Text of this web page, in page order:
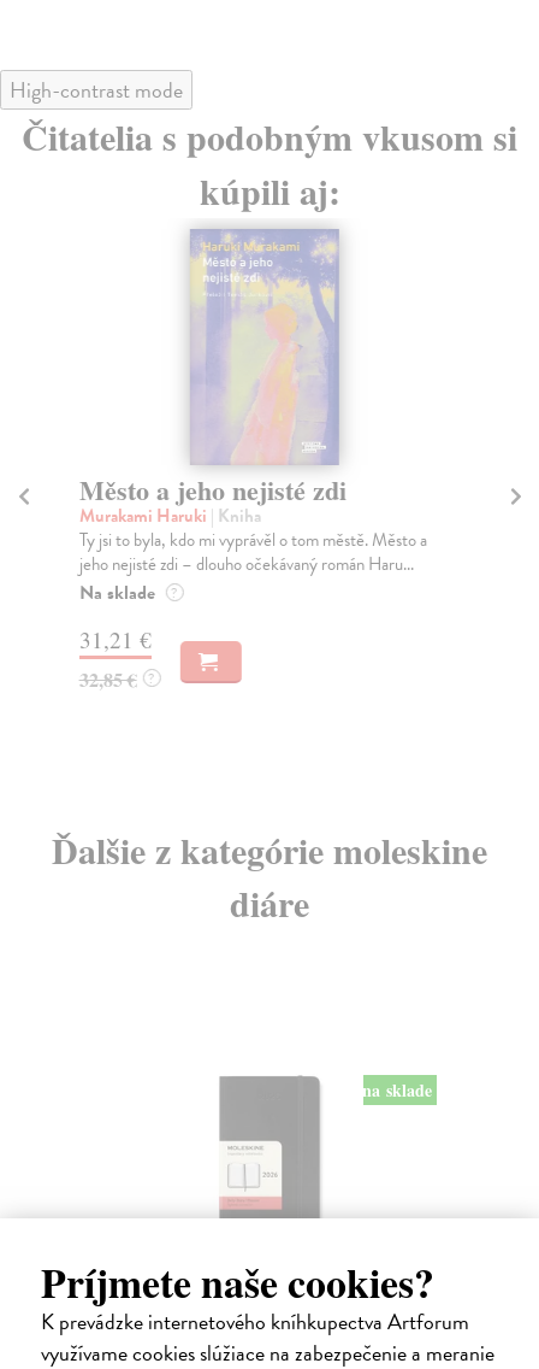
Príjmete naše cookies?
K prevádzke internetového kníhkupectva Artforum
využívame cookies slúžiace na zabezpečenie a meranie
High-contrast mode
Čitatelia s podobným vkusom si
kúpili aj:
Město a jeho nejisté zdi
Murakami Haruki| Kniha
Ty jsi to byla, kdo mi vyprávěl o tom městě. Město a
jeho nejisté zdi – dlouho očekávaný román Haru...
Na sklade ?
31,21 €
32,85 € ?
Ďalšie z kategórie moleskine
diáre
na sklade
Diár Moleskine 2026 - mäkké dosky, S,
denný, čierny
9 x 14 cm| Zápisník Moleskine
Denný diár vreckové veľkosti na rok 2026. Na každý deň stránka pre